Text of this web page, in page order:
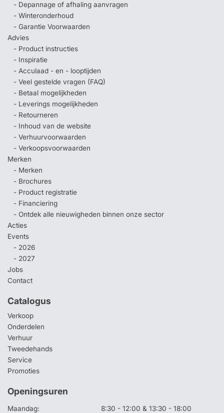
- Depannage of afhaling aanvragen
- Winteronderhoud
- Garantie Voorwaarden
Advies
- Product instructies
- Inspiratie
- Acculaad - en - looptijden
- Veel gestelde vragen (FAQ)
- Betaal mogelijkheden
- Leverings mogelijkheden
- Retourneren
- Inhoud van de website
- Verhuurvoorwaarden
- Verkoopsvoorwaarden
Merken
- Merken
- Brochures
- Product registratie
- Financiering
- Ontdek alle nieuwigheden binnen onze sector
Acties
Events
- 2026
- 2027
Jobs
Contact
Catalogus
Verkoop
Onderdelen
Verhuur
Tweedehands
Service
Promoties
Openingsuren
Maandag:
8:30 - 12:00 & 13:30 - 18:00